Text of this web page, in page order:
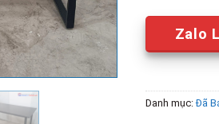
Zalo
Danh mục:Đã